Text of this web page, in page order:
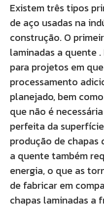
Existem três tipos
de aço usadas na
construção. O
laminadas a quente
para projetos em
processamento
planejado, bem
que não é
perfeita da
produção de chapas
a quente também
energia, o que as
de fabricar em
chapas laminadas a